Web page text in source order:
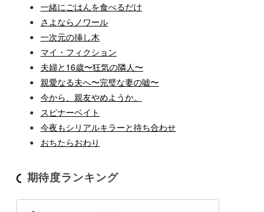
一緒にごはんを食べるだけ
さよならノワール
一次元の挿し木
マイ・フィクション
夫婦と16歳〜狂気の隣人〜
親愛なる夫へ〜完璧な妻の嘘〜
今から、親友やめようか。
スピナーベイト
今夜もシリアルキラーと待ち合わせ
おちたらおわり
期待度ランキング